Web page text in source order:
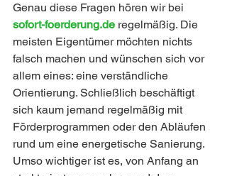
Genau diese Fragen hören wir bei
sofort-foerderung.de regelmäßig. Die
meisten Eigentümer möchten nichts
falsch machen und wünschen sich vor
allem eines: eine verständliche
Orientierung. Schließlich beschäftigt
sich kaum jemand regelmäßig mit
Förderprogrammen oder den Abläufen
rund um eine energetische Sanierung.
Umso wichtiger ist es, von Anfang an